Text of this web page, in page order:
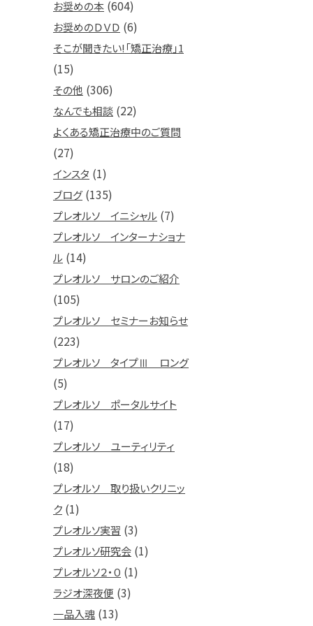
お奨めの本 (604)
お奨めのＤＶＤ (6)
そこが聞きたい!「矯正治療」1
(15)
その他 (306)
なんでも相談 (22)
よくある矯正治療中のご質問
(27)
インスタ (1)
ブログ(135)
プレオルソ イニシャル (7)
プレオルソ インターナショナ
ル (14)
プレオルソ サロンのご紹介
(105)
プレオルソ セミナーお知らせ
(223)
プレオルソ タイプⅢ ロング
(5)
プレオルソ ポータルサイト
(17)
プレオルソ ユーティリティ
(18)
プレオルソ 取り扱いクリニッ
ク (1)
プレオルソ実習 (3)
プレオルソ研究会 (1)
プレオルソ２・０ (1)
ラジオ深夜便 (3)
一品入魂 (13)